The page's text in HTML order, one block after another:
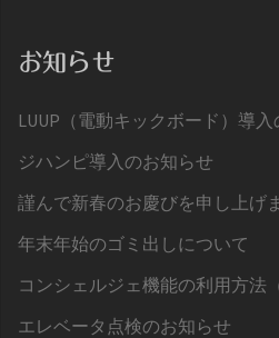
お知らせ
LUUP（電動キックボード）導
ジハンピ導入のお知らせ
謹んで新春のお慶びを申し上げ
年末年始のゴミ出しについて
コンシェルジェ機能の利用方法
エレベータ点検のお知らせ